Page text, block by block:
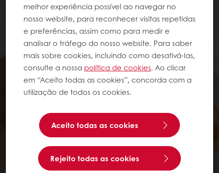
melhor experiência possível ao navegar no
nosso website, para reconhecer visitas repetidas
e preferências, assim como para medir e
analisar o tráfego do nosso website. Para saber
mais sobre cookies, incluindo como desativá-las,
consulte a nossa política de cookies. Ao clicar
em “Aceito todas as cookies”, concorda com a
utilização de todos os cookies.
Aceito todas as cookies
Rejeito todas as cookies